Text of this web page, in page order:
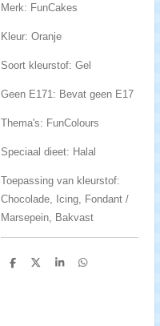
Merk: FunCakes
Kleur: Oranje
Soort kleurstof: Gel
Geen E171: Bevat geen E17
Thema's: FunColours
Speciaal dieet: Halal
Toepassing van kleurstof:
Chocolade, Icing, Fondant /
Marsepein, Bakvast
D
D
S
D